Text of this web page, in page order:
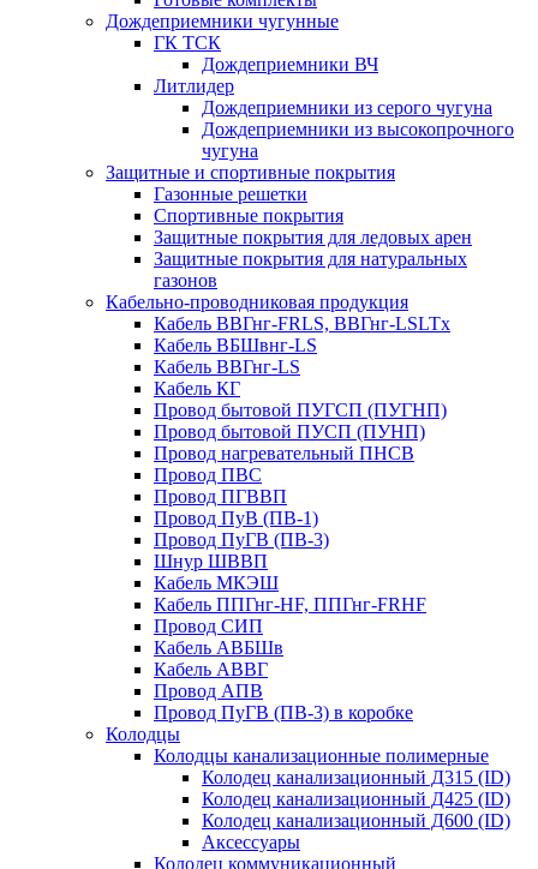
Дождеприемники чугунные
ГК ТСК
Дождеприемники ВЧ
Литлидер
Дождеприемники из серого чугуна
Дождеприемники из высокопрочного
чугуна
Защитные и спортивные покрытия
Газонные решетки
Спортивные покрытия
Защитные покрытия для ледовых арен
Защитные покрытия для натуральных
газонов
Кабельно-проводниковая продукция
Кабель ВВГнг-FRLS, ВВГнг-LSLTx
Кабель ВБШвнг-LS
Кабель ВВГнг-LS
Кабель КГ
Провод бытовой ПУГСП (ПУГНП)
Провод бытовой ПУСП (ПУНП)
Провод нагревательный ПНСВ
Провод ПВС
Провод ПГВВП
Провод ПуВ (ПВ-1)
Провод ПуГВ (ПВ-3)
Шнур ШВВП
Кабель МКЭШ
Кабель ППГнг-HF, ППГнг-FRHF
Провод СИП
Кабель АВБШв
Кабель АВВГ
Провод АПВ
Провод ПуГВ (ПВ-3) в коробке
Колодцы
Колодцы канализационные полимерные
Колодец канализационный Д315 (ID)
Колодец канализационный Д425 (ID)
Колодец канализационный Д600 (ID)
Аксессуары
Колодец коммуникационный